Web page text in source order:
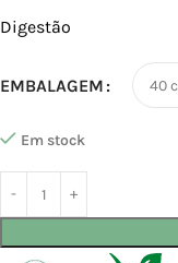
Digestão
EMBALAGEM
Em stock